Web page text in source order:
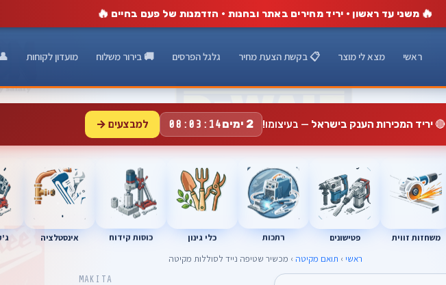
🔥 משני עד ראשון · יריד מחירים באתר ובחנות · הזדמנות של פעם בחיים 🔥
ראשי מצא לי מוצר 📋 בקשת הצעת מחיר גלגל הפרסים 🚚 בירור משלוח מועדון לקוחות
🔴יריד המכירות הענק בישראל — בעיצומו! 2 ימים 08:03:13 למבצעים →
משחזות זווית פטישונים רתכות כלי גינון כוסות קידוח אינסטלציה
ראשי › תואם מקיטה › מכשיר שטיפה נייד לסוללות מקיטה
MAKITA